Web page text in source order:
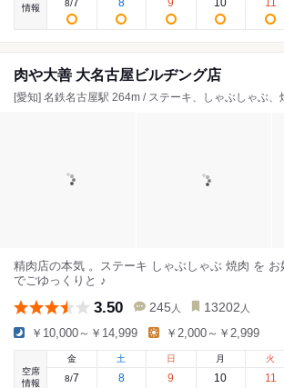
情報
8/7 8 9 10 11
肉や大善 大名古屋ビルヂング店
[愛知] 名鉄名古屋駅 264m / ステーキ、しゃぶしゃぶ、
精肉店の本気 。ステーキ しゃぶしゃぶ 焼肉 を お
でごゆっくりと ♪
3.50 245 人 13202 人
￥10,000～￥14,999 ￥2,000～￥2,999
空席
情報
金
8/7
土
8
日
9
月
10
火
11